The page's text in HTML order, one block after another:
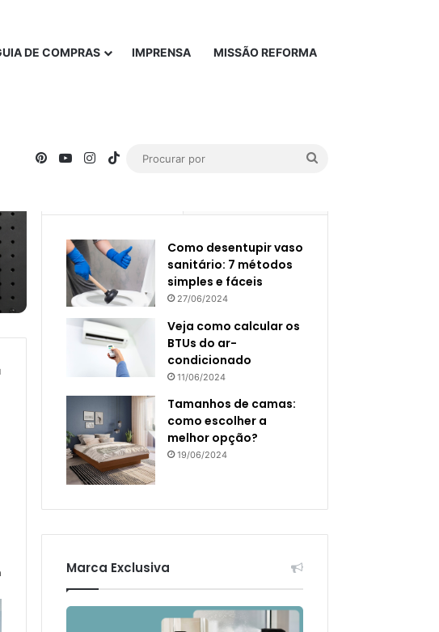
DE COMPRAS IMPRENSA MISSÃO REFORMA
PinterestYouTubeInstagram
TikTok
Como desentupir vaso
sanitário: 7 métodos
simples e fáceis
27/06/2024
Veja como calcular os
BTUs do ar-
condicionado
11/06/2024
Tamanhos de camas:
como escolher a
melhor opção?
19/06/2024
Marca Exclusiva